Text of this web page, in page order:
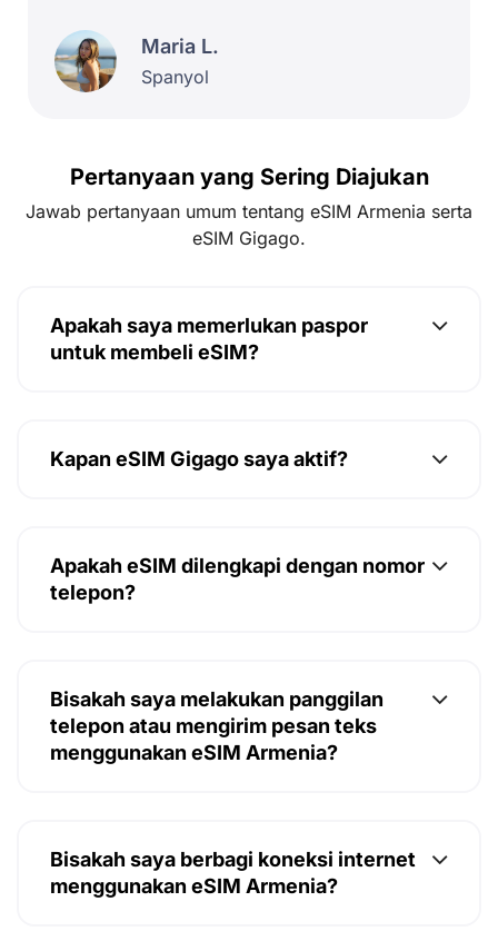
Maria L.
Spanyol
Pertanyaan yang Sering Diajukan
Jawab pertanyaan umum tentang eSIM Armenia serta
eSIM Gigago.
Apakah saya memerlukan paspor
untuk membeli eSIM?
Kapan eSIM Gigago saya aktif?
Apakah eSIM dilengkapi dengan nomor
telepon?
Bisakah saya melakukan panggilan
telepon atau mengirim pesan teks
menggunakan eSIM Armenia?
Bisakah saya berbagi koneksi internet
menggunakan eSIM Armenia?